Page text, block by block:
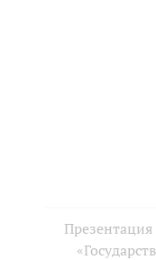
Презентация